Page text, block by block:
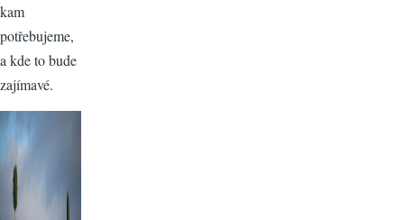
kam
potřebujeme,
a kde to bude
zajímavé.